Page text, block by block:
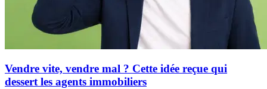
Vendre vite, vendre mal ? Cette idée reçue qui
dessert les agents immobiliers